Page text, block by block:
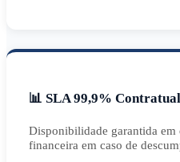
📊 SLA 99,9% Contratual
Disponibilidade garantida em
financeira em caso de